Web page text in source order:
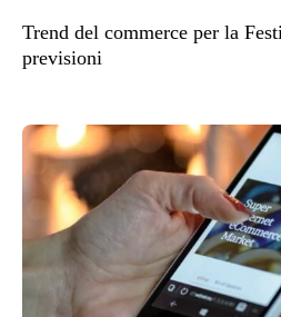
Trend del commerce per la
previsioni